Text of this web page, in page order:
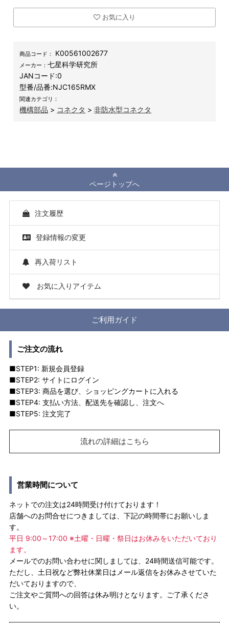
お気に入り
商品コード： K00561002677
メーカー：七星科学研究所
JANコード:0
型番/品番:NJC165RMX
関連カテゴリ：
機構部品 > コネクタ >非防水型コネクタ
ページトップへ
注文履歴
登録情報の変更
再入荷リスト
お気に入りアイテム
ご利用ガイド
ご注文の流れ
■STEP1: 新規会員登録
■STEP2: サイトにログイン
■STEP3: 商品を選び、ショッピングカートに入れる
■STEP4: 支払い方法、配送先を確認し、注文へ
■STEP5: 注文完了
流れの詳細はこちら
営業時間について
ネットでの注文は24時間受け付けております！
店舗へのお問合せにつきましては、下記の時間帯にお願いしま
す。
平日 9:00～17:00 ※土曜・日曜・祭日はお休みをいただいており
ます。
メールでのお問い合わせに関しましては、24時間送信可能です。
ただし、土日祝など弊社休業日はメール返信をお休みさせていた
だいておりますので、
ご注文やご質問への回答は休み明けとなります。ご了承くださ
い。